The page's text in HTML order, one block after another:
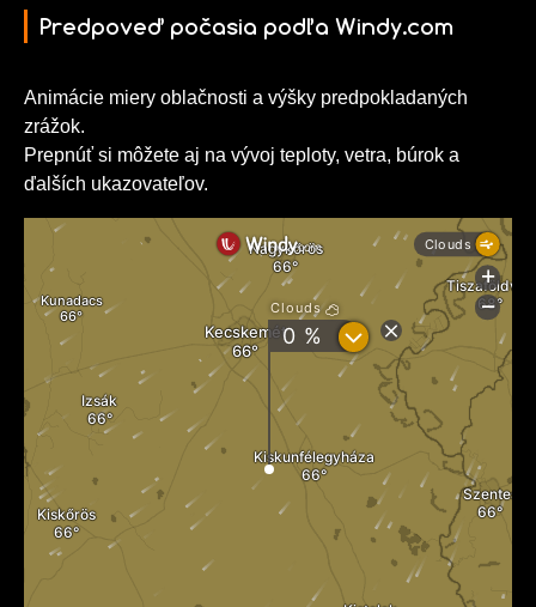
Predpoveď počasia podľa Windy.com
Animácie miery oblačnosti a výšky predpokladaných
zrážok.
Prepnúť si môžete aj na vývoj teploty, vetra, búrok a
ďalších ukazovateľov.